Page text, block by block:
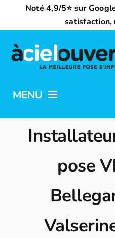
contenu
Noté 4,9/5⭐ sur
satisfaction,
MENU
Trouvez votre installateur
Nous rejoindre
pose